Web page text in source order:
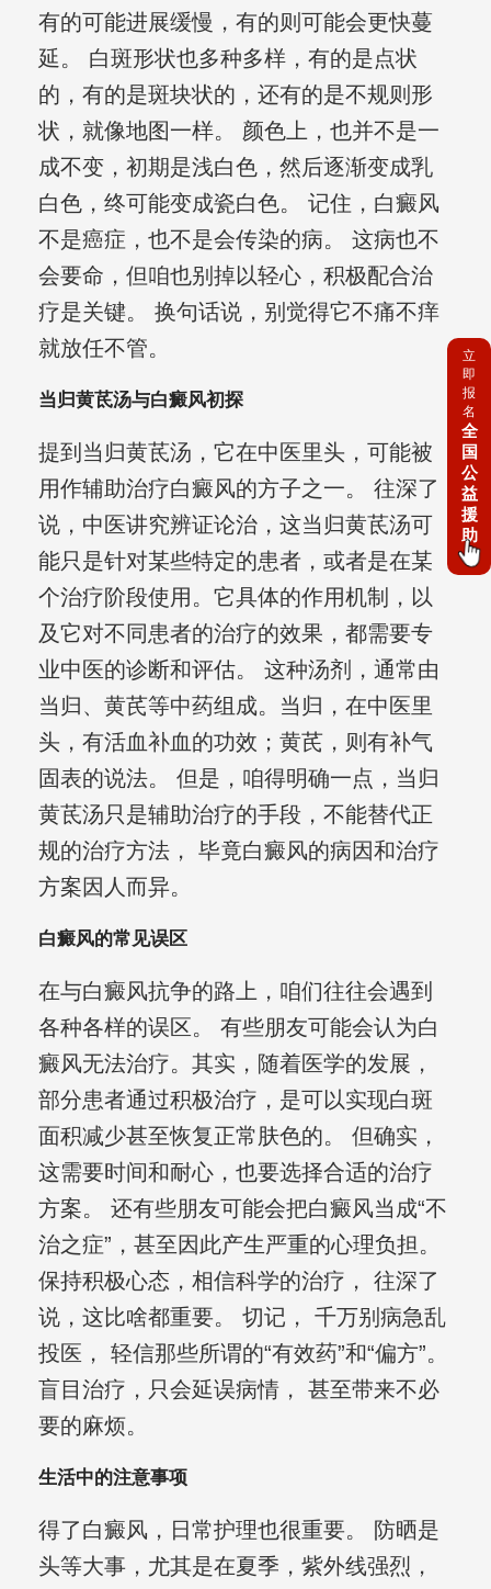
有的可能进展缓慢，有的则可能会更快蔓
延。 白斑形状也多种多样，有的是点状
的，有的是斑块状的，还有的是不规则形
状，就像地图一样。 颜色上，也并不是一
成不变，初期是浅白色，然后逐渐变成乳
白色，终可能变成瓷白色。 记住，白癜风
不是癌症，也不是会传染的病。 这病也不
会要命，但咱也别掉以轻心，积极配合治
疗是关键。 换句话说，别觉得它不痛不痒
就放任不管。
当归黄茋汤与白癜风初探
提到当归黄茋汤，它在中医里头，可能被
用作辅助治疗白癜风的方子之一。 往深了
说，中医讲究辨证论治，这当归黄茋汤可
能只是针对某些特定的患者，或者是在某
个治疗阶段使用。它具体的作用机制，以
及它对不同患者的治疗的效果，都需要专
业中医的诊断和评估。 这种汤剂，通常由
当归、黄芪等中药组成。当归，在中医里
头，有活血补血的功效；黄芪，则有补气
固表的说法。 但是，咱得明确一点，当归
黄茋汤只是辅助治疗的手段，不能替代正
规的治疗方法， 毕竟白癜风的病因和治疗
方案因人而异。
白癜风的常见误区
在与白癜风抗争的路上，咱们往往会遇到
各种各样的误区。 有些朋友可能会认为白
癜风无法治疗。其实，随着医学的发展，
部分患者通过积极治疗，是可以实现白斑
面积减少甚至恢复正常肤色的。 但确实，
这需要时间和耐心，也要选择合适的治疗
方案。 还有些朋友可能会把白癜风当成“不
治之症”，甚至因此产生严重的心理负担。
保持积极心态，相信科学的治疗， 往深了
说，这比啥都重要。 切记， 千万别病急乱
投医， 轻信那些所谓的“有效药”和“偏方”。
盲目治疗，只会延误病情， 甚至带来不必
要的麻烦。
生活中的注意事项
得了白癜风，日常护理也很重要。 防晒是
头等大事，尤其是在夏季，紫外线强烈，
立
即
报
名
全
国
公
益
援
助